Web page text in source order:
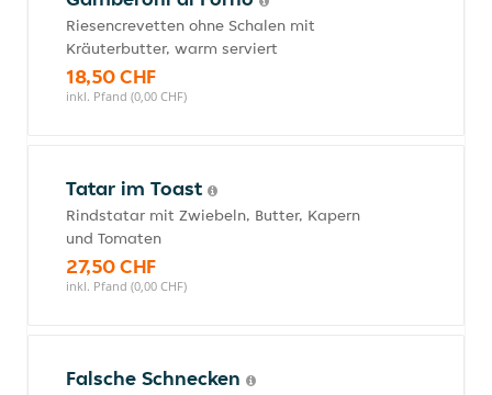
Riesencrevetten ohne Schalen mit
Kräuterbutter, warm serviert
18,50 CHF
inkl. Pfand (0,00 CHF)
Tatar im Toast
Rindstatar mit Zwiebeln, Butter, Kapern
und Tomaten
27,50 CHF
inkl. Pfand (0,00 CHF)
Falsche Schnecken